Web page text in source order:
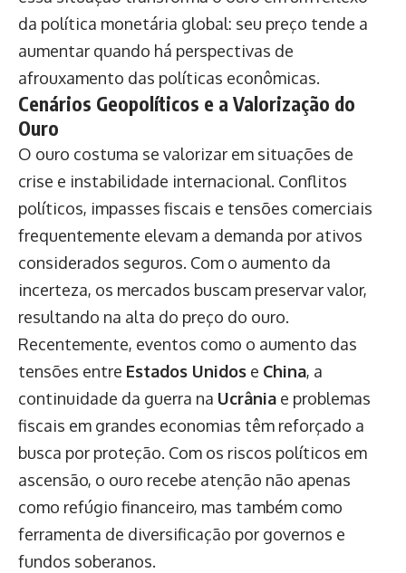
da política monetária global: seu preço tende a
aumentar quando há perspectivas de
afrouxamento das políticas econômicas.
Cenários Geopolíticos e a Valorização do
Ouro
O ouro costuma se valorizar em situações de
crise e instabilidade internacional. Conflitos
políticos, impasses fiscais e tensões comerciais
frequentemente elevam a demanda por ativos
considerados seguros. Com o aumento da
incerteza, os mercados buscam preservar valor,
resultando na alta do preço do ouro.
Recentemente, eventos como o aumento das
tensões entre Estados Unidos e China, a
continuidade da guerra na Ucrânia e problemas
fiscais em grandes economias têm reforçado a
busca por proteção. Com os riscos políticos em
ascensão, o ouro recebe atenção não apenas
como refúgio financeiro, mas também como
ferramenta de diversificação por governos e
fundos soberanos.